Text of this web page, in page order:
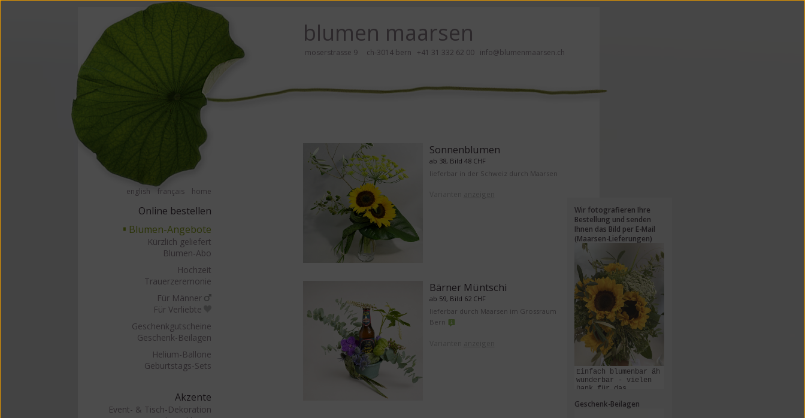
Barrierefrei Blumen bestellen mit Screenreader oder Brailliezeile, bitte hier klicken!
english français home
Online bestellen
▘ Blumen-Angebote
Kürzlich geliefert
Blumen-Abo
Hochzeit
Trauerzeremonie
Für Männer
Für Verliebte
Geschenkgutscheine
Geschenk-Beilagen
Helium-Ballone
Geburtstags-Sets
Akzente
Event- & Tisch-Dekoration
blumen maarsen
moserstrasse 9 ch-3014 bern +41 31 332 62 00 info@blumenmaarsen.ch
Sonnenblumen
ab 38, Bild 48 CHF
lieferbar in der Schweiz durch Maarsen
Bärner Müntschi
ab 59, Bild 62 CHF
lieferbar durch Maarsen im Grossraum
Bern
Wir fotografieren Ihre
Bestellung und senden
Ihnen das Bild per E-Mail
(Maarsen-Lieferungen)
Einfach blumenbar äh
wunderbar - vielen
Dank für das
Liefern dieses
Geschenk-Beilagen